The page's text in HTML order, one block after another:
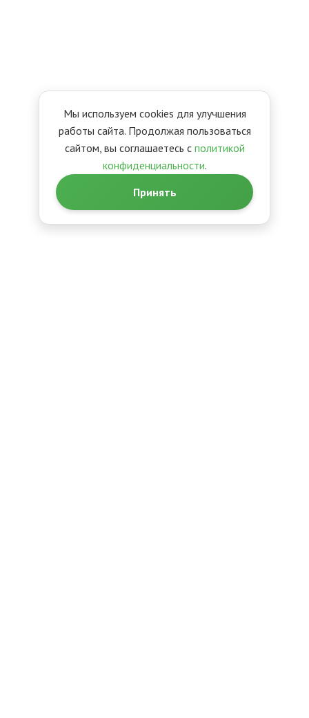
Мы используем cookies для улучшения
работы сайта. Продолжая пользоваться
сайтом, вы соглашаетесь с политикой
конфиденциальности.
Принять